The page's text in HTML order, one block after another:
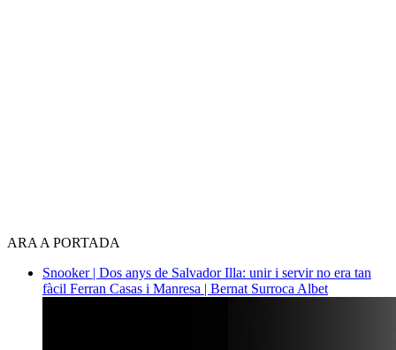
ARA A PORTADA
Snooker | Dos anys de Salvador Illa: unir i servir no era tan
fàcil Ferran Casas i Manresa | Bernat Surroca Albet